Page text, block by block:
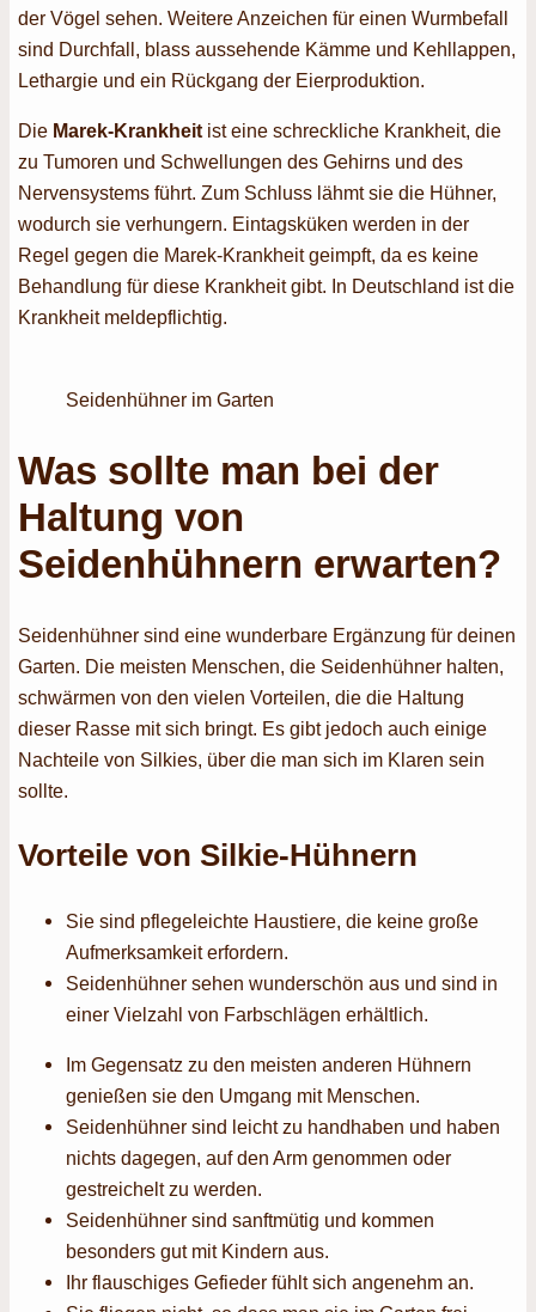
der Vögel sehen. Weitere Anzeichen für einen Wurmbefall
sind Durchfall, blass aussehende Kämme und Kehllappen,
Lethargie und ein Rückgang der Eierproduktion.
Die Marek-Krankheit ist eine schreckliche Krankheit, die
zu Tumoren und Schwellungen des Gehirns und des
Nervensystems führt. Zum Schluss lähmt sie die Hühner,
wodurch sie verhungern. Eintagsküken werden in der
Regel gegen die Marek-Krankheit geimpft, da es keine
Behandlung für diese Krankheit gibt. In Deutschland ist die
Krankheit meldepflichtig.
Seidenhühner im Garten
Was sollte man bei der
Haltung von
Seidenhühnern erwarten?
Seidenhühner sind eine wunderbare Ergänzung für deinen
Garten. Die meisten Menschen, die Seidenhühner halten,
schwärmen von den vielen Vorteilen, die die Haltung
dieser Rasse mit sich bringt. Es gibt jedoch auch einige
Nachteile von Silkies, über die man sich im Klaren sein
sollte.
Vorteile von Silkie-Hühnern
Sie sind pflegeleichte Haustiere, die keine große
Aufmerksamkeit erfordern.
Seidenhühner sehen wunderschön aus und sind in
einer Vielzahl von Farbschlägen erhältlich.
Im Gegensatz zu den meisten anderen Hühnern
genießen sie den Umgang mit Menschen.
Seidenhühner sind leicht zu handhaben und haben
nichts dagegen, auf den Arm genommen oder
gestreichelt zu werden.
Seidenhühner sind sanftmütig und kommen
besonders gut mit Kindern aus.
Ihr flauschiges Gefieder fühlt sich angenehm an.